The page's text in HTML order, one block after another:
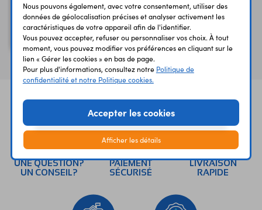
79L05
Régulateur -5V 0,1A
TO92
UNE QUESTION?
UN CONSEIL?
PAIEMENT
SÉCURISÉ
LIVRAISON
RAPIDE
Nous pouvons également, avec votre consentement, utiliser des
données de géolocalisation précises et analyser activement les
caractéristiques de votre appareil afin de l'identifier.
Vous pouvez accepter, refuser ou personnaliser vos choix. À tout
moment, vous pouvez modifier vos préférences en cliquant sur le
lien « Gérer les cookies » en bas de page.
Pour plus d'informations, consultez notre Politique de
confidentialité et notre Politique cookies.
Accepter les cookies
Afficher les détails